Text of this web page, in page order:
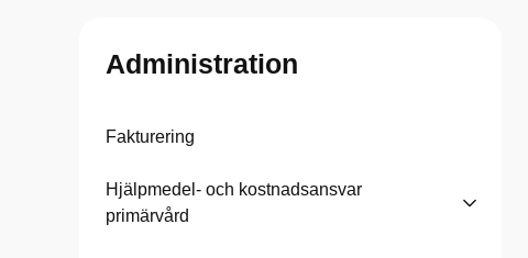
Administration
Fakturering
Hjälpmedel- och kostnadsansvar
primärvård